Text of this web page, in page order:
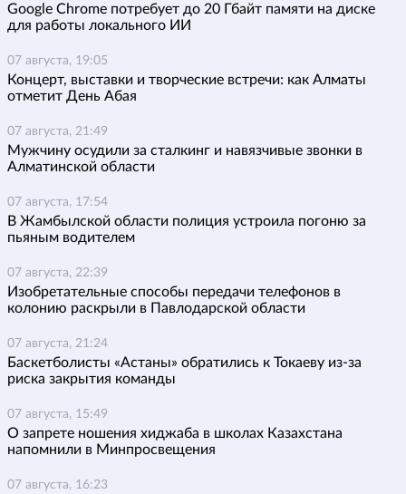
Google Chrome потребует до 20 Гбайт памяти на диске
для работы локального ИИ
07 августа, 19:05
Концерт, выставки и творческие встречи: как Алматы
отметит День Абая
07 августа, 21:49
Мужчину осудили за сталкинг и навязчивые звонки в
Алматинской области
07 августа, 17:54
В Жамбылской области полиция устроила погоню за
пьяным водителем
07 августа, 22:39
Изобретательные способы передачи телефонов в
колонию раскрыли в Павлодарской области
07 августа, 21:24
Баскетболисты «Астаны» обратились к Токаеву из-за
риска закрытия команды
07 августа, 15:49
О запрете ношения хиджаба в школах Казахстана
напомнили в Минпросвещения
07 августа, 16:23